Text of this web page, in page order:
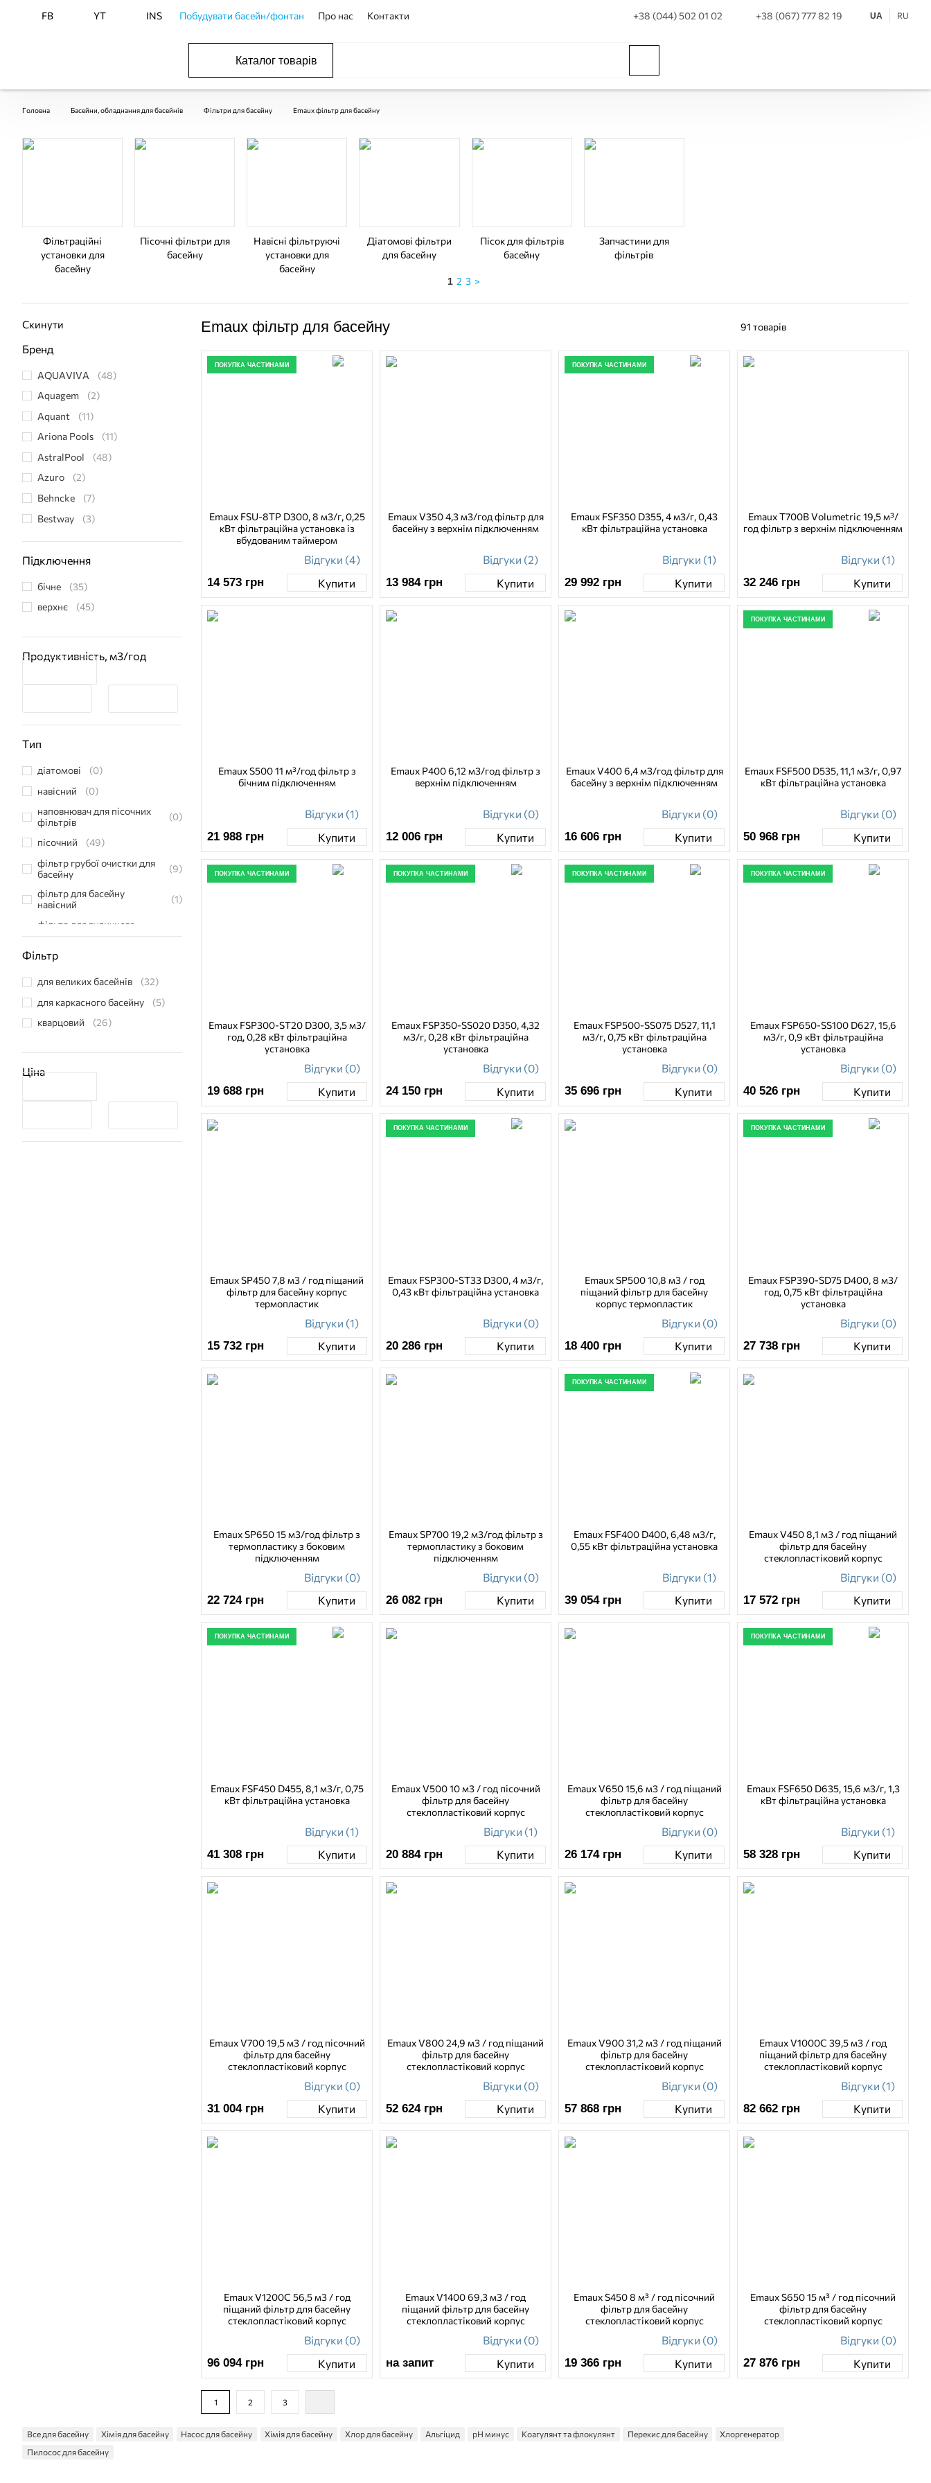
FB YT INS Побудувати басейн/фонтан Про нас Контакти +38 (044) 502 01 02 +38 (067) 777 82 19 UA RU
Каталог товарів
Головна Басейни, обладнання для басейнів Фільтри для басейну Emaux фільтр для басейну
Фільтраційні
установки для
басейну
Пісочні фільтри для
басейну
Навісні фільтруючі
установки для
басейну
Діатомові фільтри
для басейну
Пісок для фільтрів
басейну
Запчастини для
фільтрів
1 2 3 >
Скинути
Бренд
AQUAVIVA
(48)
Aquagem
(2)
Aquant
(11)
Ariona Pools
(11)
AstralPool
(48)
Azuro
(2)
Behncke
(7)
Bestway
(3)
Bridge
(9)
Descon
(5)
(1)
Elecro Engineering
(8)
Emaux
(91)
Gemaş
(17)
Intex
(1)
Jazzi
Kripsol
(6)
MTH
(1)
Praher
(2)
Quarzwerke
(3)
SPECK Pumpen
(6)
VSV
(9)
WaterLine
(5)
Підключення
бічне
(35)
верхнє
(45)
Продуктивність, м3/год
Тип
діатомові
(0)
навісний
(0)
наповнювач для пісочних
фільтрів
(0)
пісочний
(49)
фільтр грубої очистки для
басейну
(9)
фільтр для басейну
навісний
(1)
фільтр для вуличного
басейну
фільтр для спа басейну
фільтр-насос
(2)
Фільтр
для великих басейнів
(32)
для каркасного басейну
(5)
кварцовий
(26)
Ціна
Emaux фільтр для басейну 91 товарів
ПОКУПКА ЧАСТИНАМИ
Emaux FSU-8TP D300, 8 м3/г, 0,25
кВт фільтраційна установка із
вбудованим таймером
Відгуки (4)
14 573 грн Купити
Emaux V350 4,3 м3/год фільтр для
басейну з верхнім підключенням
Відгуки (2)
13 984 грн Купити
ПОКУПКА ЧАСТИНАМИ
Emaux FSF350 D355, 4 м3/г, 0,43
кВт фільтраційна установка
Відгуки (1)
29 992 грн Купити
Emaux T700B Volumetric 19,5 м³/
год фільтр з верхнім підключенням
Відгуки (1)
32 246 грн Купити
Emaux S500 11 м³/год фільтр з
бічним підключенням
Відгуки (1)
21 988 грн Купити
Emaux P400 6,12 м3/год фільтр з
верхнім підключенням
Відгуки (0)
12 006 грн Купити
Emaux V400 6,4 м3/год фільтр для
басейну з верхнім підключенням
Відгуки (0)
16 606 грн Купити
ПОКУПКА ЧАСТИНАМИ
Emaux FSF500 D535, 11,1 м3/г, 0,97
кВт фільтраційна установка
Відгуки (0)
50 968 грн Купити
ПОКУПКА ЧАСТИНАМИ
Emaux FSP300-ST20 D300, 3,5 м3/
год, 0,28 кВт фільтраційна
установка
Відгуки (0)
19 688 грн Купити
ПОКУПКА ЧАСТИНАМИ
Emaux FSP350-SS020 D350, 4,32
м3/г, 0,28 кВт фільтраційна
установка
Відгуки (0)
24 150 грн Купити
ПОКУПКА ЧАСТИНАМИ
Emaux FSP500-SS075 D527, 11,1
м3/г, 0,75 кВт фільтраційна
установка
Відгуки (0)
35 696 грн Купити
ПОКУПКА ЧАСТИНАМИ
Emaux FSP650-SS100 D627, 15,6
м3/г, 0,9 кВт фільтраційна
установка
Відгуки (0)
40 526 грн Купити
Emaux SP450 7,8 м3 / год піщаний
фільтр для басейну корпус
термопластик
Відгуки (1)
15 732 грн Купити
ПОКУПКА ЧАСТИНАМИ
Emaux FSP300-ST33 D300, 4 м3/г,
0,43 кВт фільтраційна установка
Відгуки (0)
20 286 грн Купити
Emaux SP500 10,8 м3 / год
піщаний фільтр для басейну
корпус термопластик
Відгуки (0)
18 400 грн Купити
ПОКУПКА ЧАСТИНАМИ
Emaux FSP390-SD75 D400, 8 м3/
год, 0,75 кВт фільтраційна
установка
Відгуки (0)
27 738 грн Купити
Emaux SP650 15 м3/год фільтр з
термопластику з боковим
підключенням
Відгуки (0)
22 724 грн Купити
Emaux SP700 19,2 м3/год фільтр з
термопластику з боковим
підключенням
Відгуки (0)
26 082 грн Купити
ПОКУПКА ЧАСТИНАМИ
Emaux FSF400 D400, 6,48 м3/г,
0,55 кВт фільтраційна установка
Відгуки (1)
39 054 грн Купити
Emaux V450 8,1 м3 / год піщаний
фільтр для басейну
стеклопластіковий корпус
Відгуки (0)
17 572 грн Купити
ПОКУПКА ЧАСТИНАМИ
Emaux FSF450 D455, 8,1 м3/г, 0,75
кВт фільтраційна установка
Відгуки (1)
41 308 грн Купити
Emaux V500 10 м3 / год пісочний
фільтр для басейну
стеклопластіковий корпус
Відгуки (1)
20 884 грн Купити
Emaux V650 15,6 м3 / год піщаний
фільтр для басейну
стеклопластіковий корпус
Відгуки (0)
26 174 грн Купити
ПОКУПКА ЧАСТИНАМИ
Emaux FSF650 D635, 15,6 м3/г, 1,3
кВт фільтраційна установка
Відгуки (1)
58 328 грн Купити
Emaux V700 19,5 м3 / год пісочний
фільтр для басейну
стеклопластіковий корпус
Відгуки (0)
31 004 грн Купити
Emaux V800 24,9 м3 / год піщаний
фільтр для басейну
стеклопластіковий корпус
Відгуки (0)
52 624 грн Купити
Emaux V900 31,2 м3 / год піщаний
фільтр для басейну
стеклопластіковий корпус
Відгуки (0)
57 868 грн Купити
Emaux V1000C 39,5 м3 / год
піщаний фільтр для басейну
стеклопластіковий корпус
Відгуки (1)
82 662 грн Купити
Emaux V1200C 56,5 м3 / год
піщаний фільтр для басейну
стеклопластіковий корпус
Відгуки (0)
96 094 грн Купити
Emaux V1400 69,3 м3 / год
піщаний фільтр для басейну
стеклопластіковий корпус
Відгуки (0)
на запит
Купити
Emaux S450 8 м³ / год пісочний
фільтр для басейну
стеклопластіковий корпус
Відгуки (0)
19 366 грн Купити
Emaux S650 15 м³ / год пісочний
фільтр для басейну
стеклопластіковий корпус
Відгуки (0)
27 876 грн Купити
1 2 3
Все для басейну Хімія для басейну Насос для басейну Хімія для басейну Хлор для басейну Альгіцид pH минус Коагулянт та флокулянт Перекис для басейну
Хлоргенератор
Пилосос для басейну